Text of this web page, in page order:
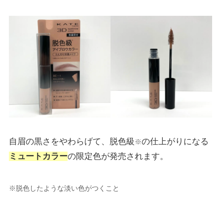
自眉の黒さをやわらげて、脱色級 ※の仕上がりになる
ミュートカラーの限定色が発売されます。
※脱色したような淡い色がつくこと